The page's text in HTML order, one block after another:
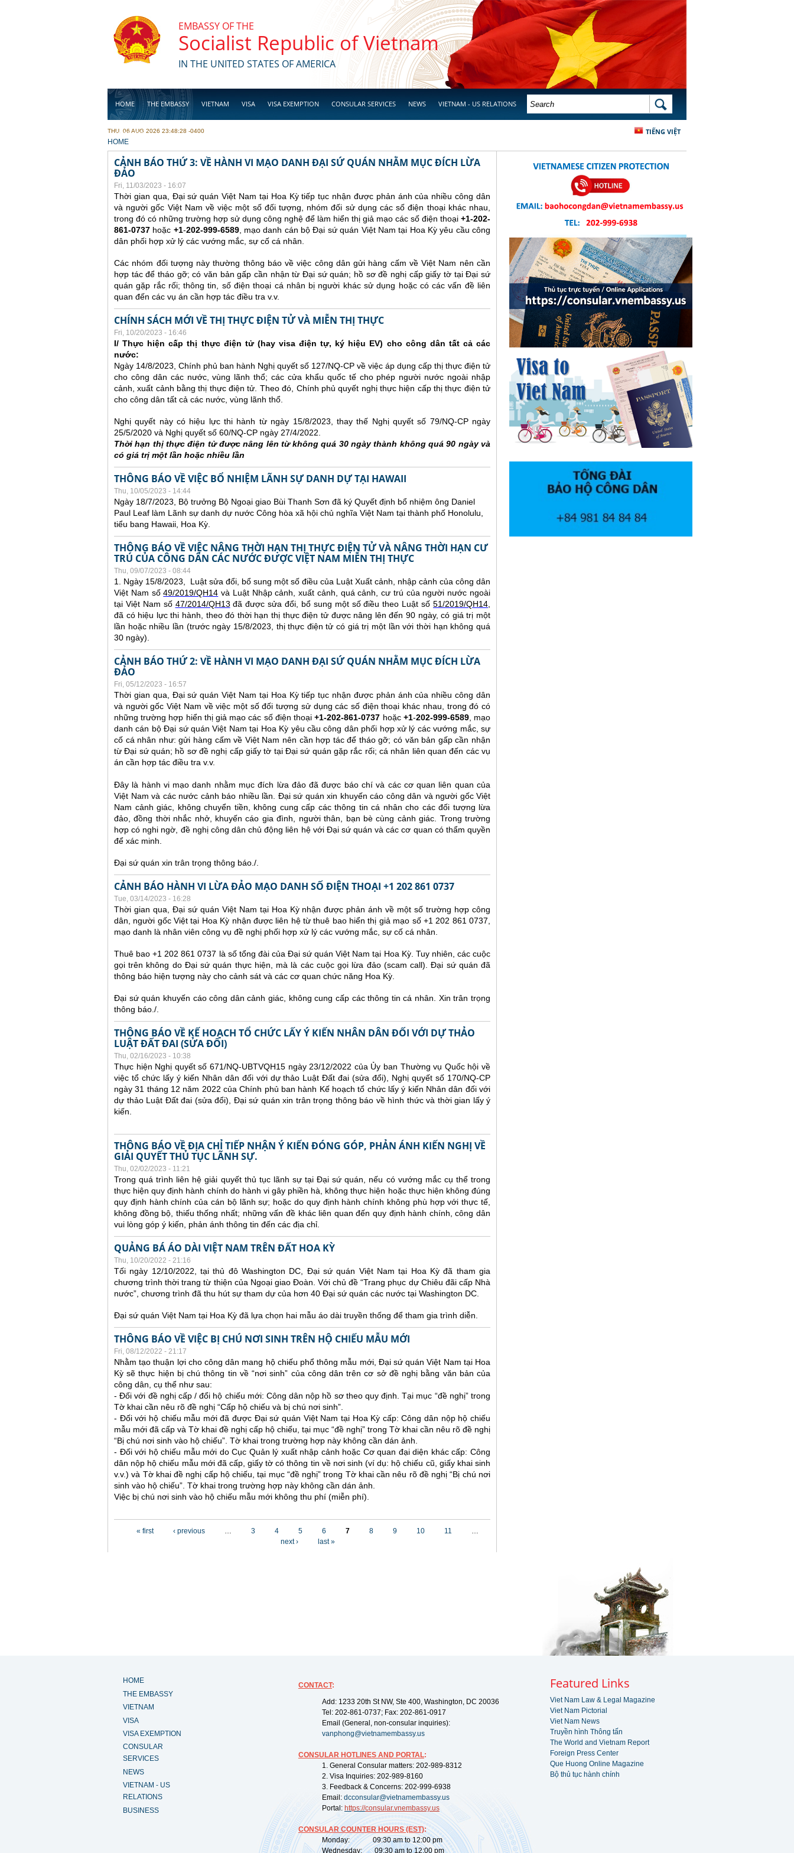
EMBASSY OF THE
Socialist Republic of Vietnam
IN THE UNITED STATES OF AMERICA
HOME THE EMBASSY VIETNAM VISA VISA EXEMPTION CONSULAR SERVICES NEWS VIETNAM - US RELATIONS
BUSINESS
SEARCH FORM SEARCH
TIẾNG VIỆT
THU, 06 AUG 2026 23:48:28 -0400
YOU ARE HERE
HOME
CẢNH BÁO THỨ 3: VỀ HÀNH VI MẠO DANH ĐẠI SỨ QUÁN NHẰM MỤC ĐÍCH LỪA
ĐẢO
Fri, 11/03/2023 - 16:07
Thời gian qua, Đại sứ quán Việt Nam tại Hoa Kỳ tiếp tục nhận được phản ánh của nhiều công dân
và người gốc Việt Nam về việc một số đối tượng, nhóm đối sử dụng các số điện thoại khác nhau,
trong đó có những trường hợp sử dụng công nghệ để làm hiển thị giả mạo các số điện thoại +1-202-
861-0737 hoặc +1-202-999-6589, mạo danh cán bộ Đại sứ quán Việt Nam tại Hoa Kỳ yêu cầu công
dân phối hợp xử lý các vướng mắc, sự cố cá nhân.
Các nhóm đối tượng này thường thông báo về việc công dân gửi hàng cấm về Việt Nam nên cần
hợp tác để tháo gỡ; có văn bản gấp cần nhận từ Đại sứ quán; hồ sơ đề nghị cấp giấy tờ tại Đại sứ
quán gặp rắc rối; thông tin, số điện thoại cá nhân bị người khác sử dụng hoặc có các vấn đề liên
quan đến các vụ án cần hợp tác điều tra v.v.
CHÍNH SÁCH MỚI VỀ THỊ THỰC ĐIỆN TỬ VÀ MIỄN THỊ THỰC
Fri, 10/20/2023 - 16:46
I/ Thực hiện cấp thị thực điện tử (hay visa điện tự, ký hiệu EV) cho công dân tất cả các
nước:
Ngày 14/8/2023, Chính phủ ban hành Nghị quyết số 127/NQ-CP về việc áp dụng cấp thị thực điện tử
cho công dân các nước, vùng lãnh thổ; các cửa khẩu quốc tế cho phép người nước ngoài nhập
cảnh, xuất cảnh bằng thị thực điện tử. Theo đó, Chính phủ quyết nghị thực hiện cấp thị thực điện tử
cho công dân tất cả các nước, vùng lãnh thổ.
Nghị quyết này có hiệu lực thi hành từ ngày 15/8/2023, thay thế Nghị quyết số 79/NQ-CP ngày
25/5/2020 và Nghị quyết số 60/NQ-CP ngày 27/4/2022.
Thời hạn thị thực điện tử được nâng lên từ không quá 30 ngày thành không quá 90 ngày và
có giá trị một lần hoặc nhiều lần
THÔNG BÁO VỀ VIỆC BỔ NHIỆM LÃNH SỰ DANH DỰ TẠI HAWAII
Thu, 10/05/2023 - 14:44
Ngày 18/7/2023, Bộ trưởng Bộ Ngoại giao Bùi Thanh Sơn đã ký Quyết định bổ nhiệm ông Daniel
Paul Leaf làm Lãnh sự danh dự nước Công hòa xã hội chủ nghĩa Việt Nam tại thành phố Honolulu,
tiểu bang Hawaii, Hoa Kỳ.
THÔNG BÁO VỀ VIỆC NÂNG THỜI HẠN THỊ THỰC ĐIỆN TỬ VÀ NÂNG THỜI HẠN CƯ
TRÚ CỦA CÔNG DÂN CÁC NƯỚC ĐƯỢC VIỆT NAM MIỄN THỊ THỰC
Thu, 09/07/2023 - 08:44
1. Ngày 15/8/2023, Luật sửa đổi, bổ sung một số điều của Luật Xuất cảnh, nhập cảnh của công dân
Việt Nam số49/2019/QH14 và Luật Nhập cảnh, xuất cảnh, quá cảnh, cư trú của người nước ngoài
tại Việt Nam số 47/2014/QH13 đã được sửa đổi, bổ sung một số điều theo Luật số51/2019/QH14
đã có hiệu lực thi hành, theo đó thời hạn thị thực điện tử được nâng lên đến 90 ngày, có giá trị một
lần hoặc nhiều lần (trước ngày 15/8/2023, thị thực điện tử có giá trị một lần với thời hạn không quá
30 ngày).
CẢNH BÁO THỨ 2: VỀ HÀNH VI MẠO DANH ĐẠI SỨ QUÁN NHẰM MỤC ĐÍCH LỪA
ĐẢO
Fri, 05/12/2023 - 16:57
Thời gian qua, Đại sứ quán Việt Nam tại Hoa Kỳ tiếp tục nhận được phản ánh của nhiều công dân
và người gốc Việt Nam về việc một số đối tượng sử dụng các số điện thoại khác nhau, trong đó có
những trường hợp hiển thị giả mạo các số điện thoại+1-202-861-0737 hoặc +1-202-999-6589, mạo
danh cán bộ Đại sứ quán Việt Nam tại Hoa Kỳ yêu cầu công dân phối hợp xử lý các vướng mắc, sự
cố cá nhân như: gửi hàng cấm về Việt Nam nên cần hợp tác để tháo gỡ; có văn bản gấp cần nhận
từ Đại sứ quán; hồ sơ đề nghị cấp giấy tờ tại Đại sứ quán gặp rắc rối; cá nhân liên quan đến các vụ
án cần hợp tác điều tra v.v.
Đây là hành vi mạo danh nhằm mục đích lừa đảo đã được báo chí và các cơ quan liên quan của
Việt Nam và các nước cảnh báo nhiều lần. Đại sứ quán xin khuyến cáo công dân và người gốc Việt
Nam cảnh giác, không chuyển tiền, không cung cấp các thông tin cá nhân cho các đối tượng lừa
đảo, đồng thời nhắc nhở, khuyến cáo gia đình, người thân, bạn bè cùng cảnh giác. Trong trường
hợp có nghi ngờ, đề nghị công dân chủ động liên hệ với Đại sứ quán và các cơ quan có thẩm quyền
để xác minh.
Đại sứ quán xin trân trọng thông báo./.
CẢNH BÁO HÀNH VI LỪA ĐẢO MẠO DANH SỐ ĐIỆN THOẠI +1 202 861 0737
Tue, 03/14/2023 - 16:28
Thời gian qua, Đại sứ quán Việt Nam tại Hoa Kỳ nhận được phản ánh về một số trường hợp công
dân, người gốc Việt tại Hoa Kỳ nhận được liên hệ từ thuê bao hiển thị giả mạo số +1 202 861 0737,
mạo danh là nhân viên công vụ đề nghị phối hợp xử lý các vướng mắc, sự cố cá nhân.
Thuê bao +1 202 861 0737 là số tổng đài của Đại sứ quán Việt Nam tại Hoa Kỳ. Tuy nhiên, các cuộc
gọi trên không do Đại sứ quán thực hiện, mà là các cuộc gọi lừa đảo (scam call). Đại sứ quán đã
thông báo hiện tượng này cho cảnh sát và các cơ quan chức năng Hoa Kỳ.
Đại sứ quán khuyến cáo công dân cảnh giác, không cung cấp các thông tin cá nhân. Xin trân trọng
thông báo./.
THÔNG BÁO VỀ KẾ HOẠCH TỔ CHỨC LẤY Ý KIẾN NHÂN DÂN ĐỐI VỚI DỰ THẢO
LUẬT ĐẤT ĐAI (SỬA ĐỔI)
Thu, 02/16/2023 - 10:38
Thực hiện Nghị quyết số 671/NQ-UBTVQH15 ngày 23/12/2022 của Ủy ban Thường vụ Quốc hội về
việc tổ chức lấy ý kiến Nhân dân đối với dự thảo Luật Đất đai (sửa đổi), Nghị quyết số 170/NQ-CP
ngày 31 tháng 12 năm 2022 của Chính phủ ban hành Kế hoạch tổ chức lấy ý kiến Nhân dân đối với
dự thảo Luật Đất đai (sửa đổi), Đại sứ quán xin trân trọng thông báo về hình thức và thời gian lấy ý
kiến.
THÔNG BÁO VỀ ĐỊA CHỈ TIẾP NHẬN Ý KIẾN ĐÓNG GÓP, PHẢN ÁNH KIẾN NGHỊ VỀ
GIẢI QUYẾT THỦ TỤC LÃNH SỰ.
Thu, 02/02/2023 - 11:21
Trong quá trình liên hệ giải quyết thủ tục lãnh sự tại Đại sứ quán, nếu có vướng mắc cụ thể trong
thực hiện quy định hành chính do hành vi gây phiền hà, không thực hiện hoặc thực hiện không đúng
quy định hành chính của cán bộ lãnh sự; hoặc do quy định hành chính không phù hợp với thực tế,
không đồng bộ, thiếu thống nhất; những vấn đề khác liên quan đến quy định hành chính, công dân
vui lòng góp ý kiến, phản ánh thông tin đến các địa chỉ.
QUẢNG BÁ ÁO DÀI VIỆT NAM TRÊN ĐẤT HOA KỲ
Thu, 10/20/2022 - 21:16
Tối ngày 12/10/2022, tại thủ đô Washington DC, Đại sứ quán Việt Nam tại Hoa Kỳ đã tham gia
chương trình thời trang từ thiện của Ngoại giao Đoàn. Với chủ đề “Trang phục dự Chiêu đãi cấp Nhà
nước”, chương trình đã thu hút sự tham dự của hơn 40 Đại sứ quán các nước tại Washington DC.
Đại sứ quán Việt Nam tại Hoa Kỳ đã lựa chọn hai mẫu áo dài truyền thống để tham gia trình diễn.
THÔNG BÁO VỀ VIỆC BỊ CHÚ NƠI SINH TRÊN HỘ CHIẾU MẪU MỚI
Fri, 08/12/2022 - 21:17
Nhằm tạo thuận lợi cho công dân mang hộ chiếu phổ thông mẫu mới, Đại sứ quán Việt Nam tại Hoa
Kỳ sẽ thực hiện bị chú thông tin về “nơi sinh” của công dân trên cơ sở đề nghị bằng văn bản của
công dân, cụ thể như sau:
- Đối với đề nghị cấp / đổi hộ chiếu mới: Công dân nộp hồ sơ theo quy định. Tại mục “đề nghị” trong
Tờ khai cần nêu rõ đề nghị “Cấp hộ chiếu và bị chú nơi sinh”.
- Đối với hộ chiếu mẫu mới đã được Đại sứ quán Việt Nam tại Hoa Kỳ cấp: Công dân nộp hộ chiếu
mẫu mới đã cấp và Tờ khai đề nghị cấp hộ chiếu, tại mục “đề nghị” trong Tờ khai cần nêu rõ đề nghị
“Bị chú nơi sinh vào hộ chiếu”. Tờ khai trong trường hợp này không cần dán ảnh.
- Đối với hộ chiếu mẫu mới do Cục Quản lý xuất nhập cảnh hoặc Cơ quan đại diện khác cấp: Công
dân nộp hộ chiếu mẫu mới đã cấp, giấy tờ có thông tin về nơi sinh (ví dụ: hộ chiếu cũ, giấy khai sinh
v.v.) và Tờ khai đề nghị cấp hộ chiếu, tại mục “đề nghị” trong Tờ khai cần nêu rõ đề nghị “Bị chú nơi
sinh vào hộ chiếu”. Tờ khai trong trường hợp này không cần dán ảnh.
Việc bị chú nơi sinh vào hộ chiếu mẫu mới không thu phí (miễn phí).
« first ‹ previous … 3 4 5 6 7 8 9 10 11
…
next ›
last »
HOME
THE EMBASSY
VIETNAM
VISA
VISA EXEMPTION
CONSULAR
SERVICES
NEWS
VIETNAM - US
RELATIONS
BUSINESS
CONTACT:
Add: 1233 20th St NW, Ste 400, Washington, DC 20036
Tel: 202-861-0737; Fax: 202-861-0917
Email (General, non-consular inquiries):
vanphong@vietnamembassy.us
CONSULAR HOTLINES AND PORTAL:
1. General Consular matters: 202-989-8312
2. Visa Inquiries: 202-989-8160
3. Feedback & Concerns: 202-999-6938
Email: dcconsular@vietnamembassy.us
Portal: https://consular.vnembassy.us
CONSULAR COUNTER HOURS (EST):
Monday: 09:30 am to 12:00 pm
Wednesday: 09:30 am to 12:00 pm
Featured Links
Viet Nam Law & Legal Magazine
Viet Nam Pictorial
Viet Nam News
Truyền hình Thông tấn
The World and Vietnam Report
Foreign Press Center
Que Huong Online Magazine
Bộ thủ tục hành chính